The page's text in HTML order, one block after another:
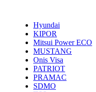
Hyundai
KIPOR
Mitsui Power ECO
MUSTANG
Onis Visa
PATRIOT
PRAMAC
SDMO